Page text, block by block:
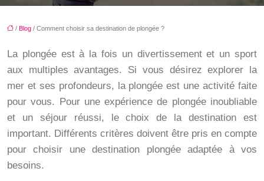
/ Blog / Comment choisir sa destination de plongée ?
La plongée est à la fois un divertissement et un sport
aux multiples avantages. Si vous désirez explorer la
mer et ses profondeurs, la plongée est une activité faite
pour vous. Pour une expérience de plongée inoubliable
et un séjour réussi, le choix de la destination est
important. Différents critères doivent être pris en compte
pour choisir une destination plongée adaptée à vos
besoins.